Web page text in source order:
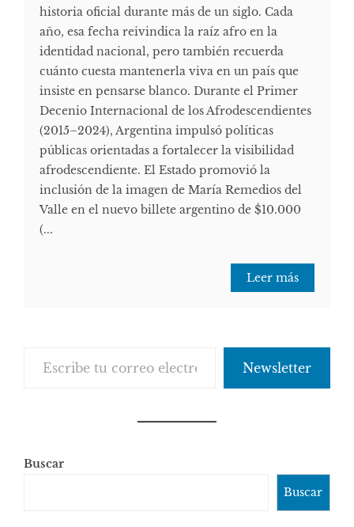
historia oficial durante más de un siglo. Cada
año, esa fecha reivindica la raíz afro en la
identidad nacional, pero también recuerda
cuánto cuesta mantenerla viva en un país que
insiste en pensarse blanco. Durante el Primer
Decenio Internacional de los Afrodescendientes
(2015–2024), Argentina impulsó políticas
públicas orientadas a fortalecer la visibilidad
afrodescendiente. El Estado promovió la
inclusión de la imagen de María Remedios del
Valle en el nuevo billete argentino de $10.000
(...
Leer más
Newsletter
Buscar
Buscar